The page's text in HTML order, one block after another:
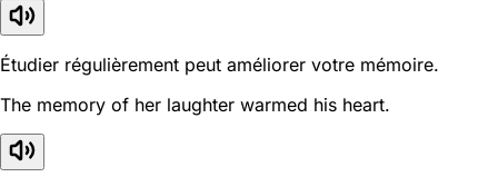
Étudier régulièrement peut améliorer votre mémoire.
The memory of her laughter warmed his heart.